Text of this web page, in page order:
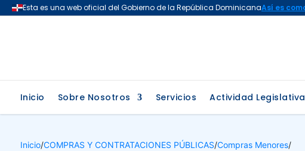
Inicio Sobre Nosotros Servicios Actividad Legislativa
Inicio/COMPRAS Y CONTRATACIONES PÚBLICAS/Compras Menores/